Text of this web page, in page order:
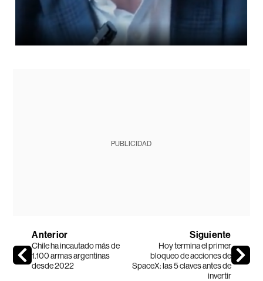
PUBLICIDAD
Anterior
Chile ha incautado más de
1.100 armas argentinas
desde 2022
Siguiente
Hoy termina el primer
bloqueo de acciones de
SpaceX: las 5 claves antes de
invertir